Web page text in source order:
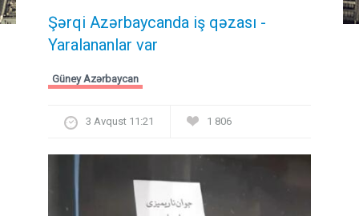
Şərqi Azərbaycanda iş qəzası -
Yaralananlar var
Güney Azərbaycan
3 Avqust 11:21 1 806